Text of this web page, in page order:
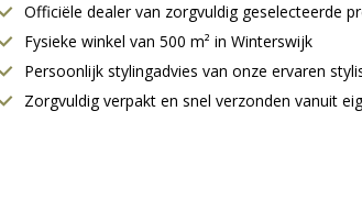
Officiële dealer van zorgvuldig geselecteerde
Fysieke winkel van 500 m² in Winterswijk
Persoonlijk stylingadvies van onze ervaren
Zorgvuldig verpakt en snel verzonden vanuit